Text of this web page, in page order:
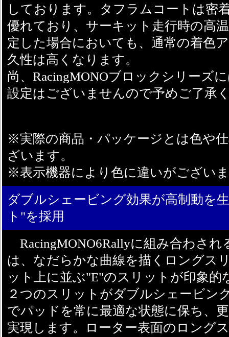
しております。タフラムコートは密
優れており、サーキット走行時の高
定した場合においても、通常の着色
久性は高くなります。
尚、RacingMONOブロックシリーズ
設定はございませんので予めご了承
※実際の商品・パッケージとは色や
ざいます。
※表示機器により色に違いがござい
ダブルシェービング効果が高制動を
ト"を採用
RacingMONO6Rallyに組み合わされ
は、なだらかな曲線を描くロングス
ット上に並ぶ"E"のスリットが印象的
２つのスリットがダブルシェービン
でパッドを常に最適な状態に保ち、
実現します。ローター表面のロング